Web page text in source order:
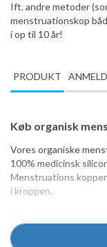
Ift. andre metoder
menstruationskop
i op til 10 år!
PRODUKT
Køb organisk
Vores organiske
100% medicinsk
Menstruations
i kroppen.
stoffer.